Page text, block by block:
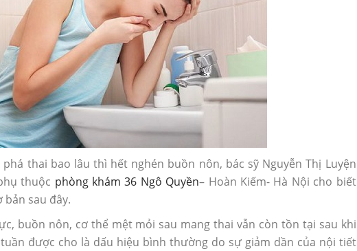
thai bao lâu thì hết nghén buồn nôn, bác sỹ Nguyễn Thị Luyện
thuộc phòng khám 36 Ngô Quyền– Hoàn Kiếm- Hà Nội cho biết
sau đây.
buồn nôn, cơ thể mệt mỏi sau mang thai vẫn còn tồn tại sau khi
được cho là dấu hiệu bình thường do sự giảm dần của nội tiết